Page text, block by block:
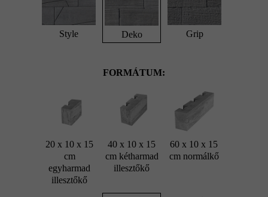
Style Deko Grip
FORMÁTUM:
20 x 10 x 15
cm
egyharmad
illesztőkő
40 x 10 x 15
cm kétharmad
illesztőkő
60 x 10 x 15
cm normálkő